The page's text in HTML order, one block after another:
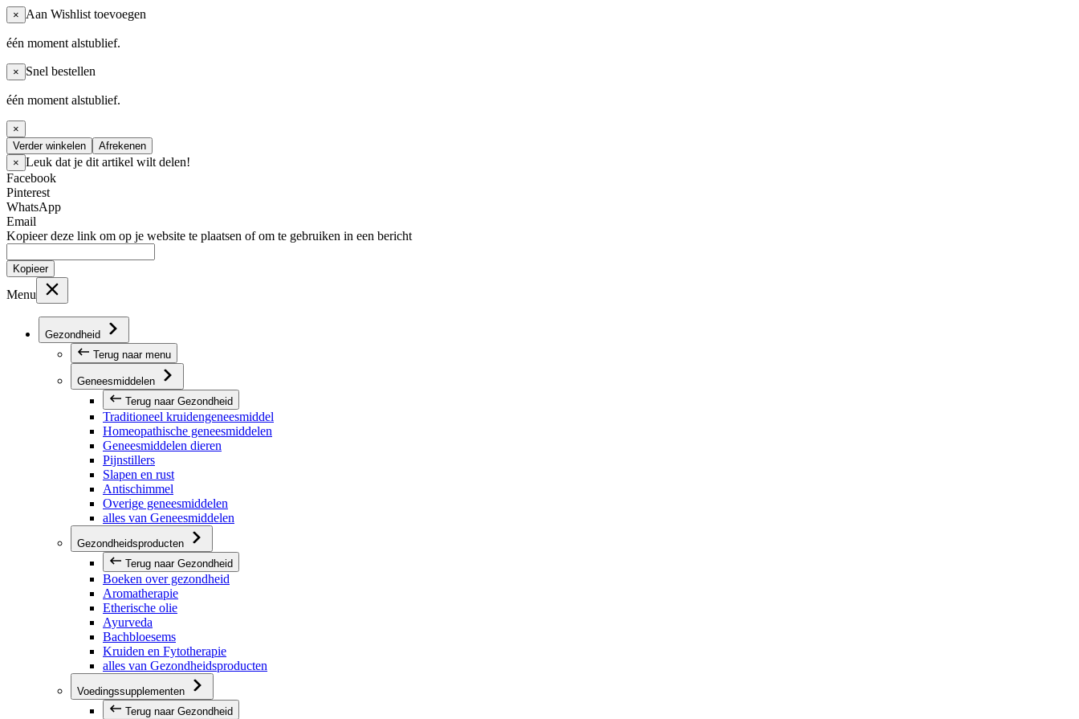
× Aan Wishlist toevoegen
één moment alstublief.
× Snel bestellen
één moment alstublief.
×
Verder winkelen
Afrekenen
× Leuk dat je dit artikel wilt delen!
Facebook
Pinterest
WhatsApp
Email
Kopieer deze link om op je website te plaatsen of om te gebruiken in een bericht
Kopieer
Menu
Gezondheid
Terug naar menu
Geneesmiddelen
Terug naar Gezondheid
Traditioneel kruidengeneesmiddel
Homeopathische geneesmiddelen
Geneesmiddelen dieren
Pijnstillers
Slapen en rust
Antischimmel
Overige geneesmiddelen
alles van Geneesmiddelen
Gezondheidsproducten
Terug naar Gezondheid
Boeken over gezondheid
Aromatherapie
Etherische olie
Ayurveda
Bachbloesems
Kruiden en Fytotherapie
alles van Gezondheidsproducten
Voedingssupplementen
Terug naar Gezondheid